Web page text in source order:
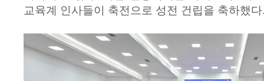
교육계 인사들이 축전으로 성전 건립을 축하했